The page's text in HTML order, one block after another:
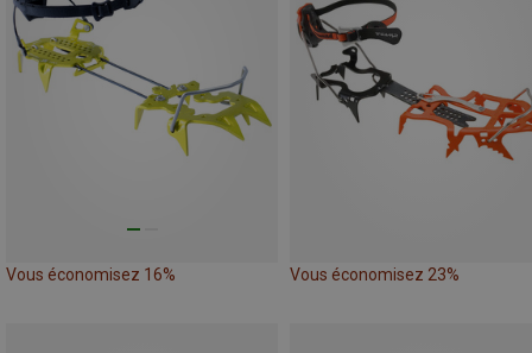
Vous économisez 16% Vous économisez 23%